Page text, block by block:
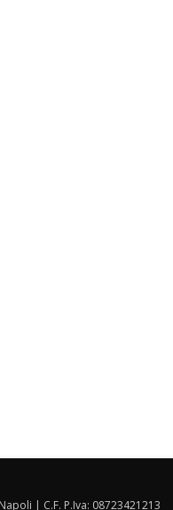
| C.F. P.Iva: 08723421213